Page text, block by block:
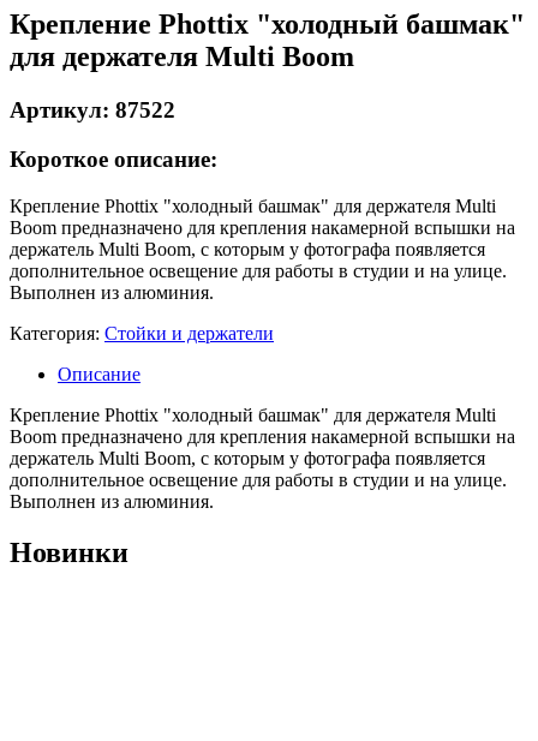
Крепление Phottix "холодный башмак"
для держателя Multi Boom
Артикул: 87522
Короткое описание:
Крепление Phottix "холодный башмак" для держателя Multi
Boom предназначено для крепления накамерной вспышки на
держатель Multi Boom, с которым у фотографа появляется
дополнительное освещение для работы в студии и на улице.
Выполнен из алюминия.
Категория: Стойки и держатели
Описание
Крепление Phottix "холодный башмак" для держателя Multi
Boom предназначено для крепления накамерной вспышки на
держатель Multi Boom, с которым у фотографа появляется
дополнительное освещение для работы в студии и на улице.
Выполнен из алюминия.
Новинки